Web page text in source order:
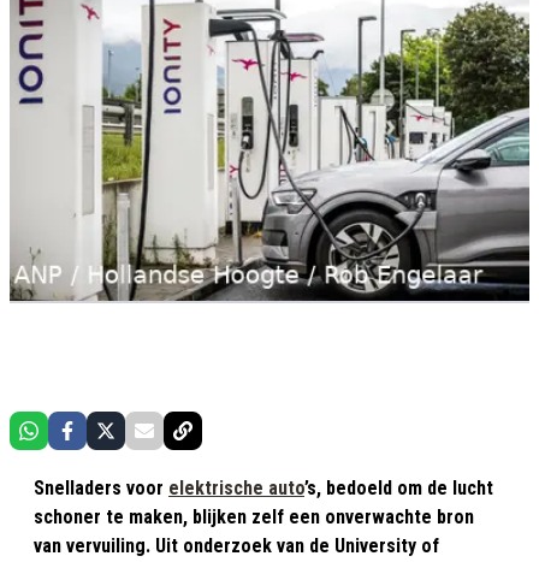
Snelladers voor elektrische auto’s, bedoeld om de lucht
schoner te maken, blijken zelf een onverwachte bron
van vervuiling. Uit onderzoek van de University of